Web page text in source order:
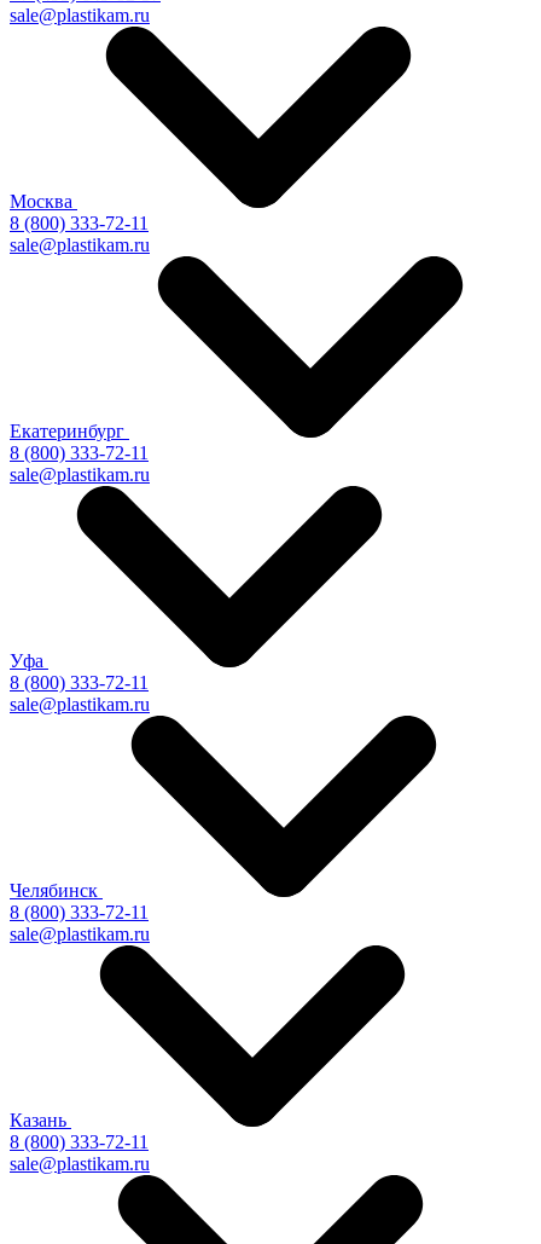
sale@plastikam.ru
Москва
8 (800) 333-72-11
sale@plastikam.ru
Екатеринбург
8 (800) 333-72-11
sale@plastikam.ru
Уфа
8 (800) 333-72-11
sale@plastikam.ru
Челябинск
8 (800) 333-72-11
sale@plastikam.ru
Казань
8 (800) 333-72-11
sale@plastikam.ru